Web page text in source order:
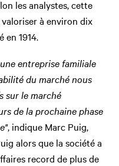
les analystes, cette
à environ dix
en 1914.
entreprise familiale
du marché nous
sur le marché
de la prochaine phase
, indique Marc Puig,
alors que la société a
record de plus de